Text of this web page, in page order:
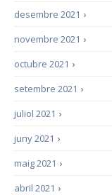
›
desembre 2021
›
novembre 2021
›
octubre 2021
›
setembre 2021
›
juliol 2021
›
juny 2021
›
maig 2021
›
abril 2021